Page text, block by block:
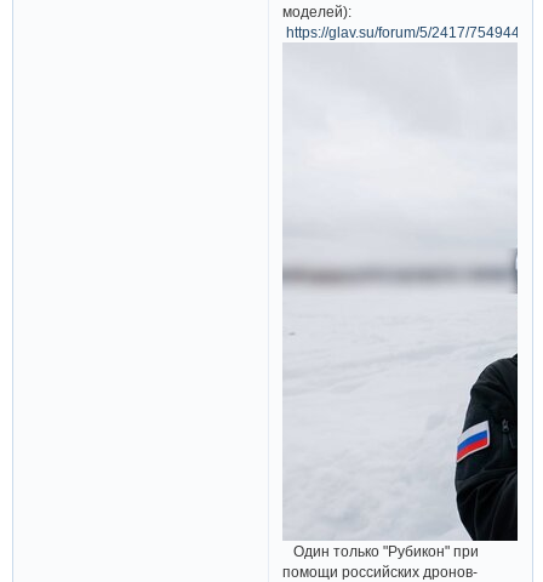
моделей):
https://glav.su/forum/5/2417/
Один только "Рубикон" при
помощи российских дронов-